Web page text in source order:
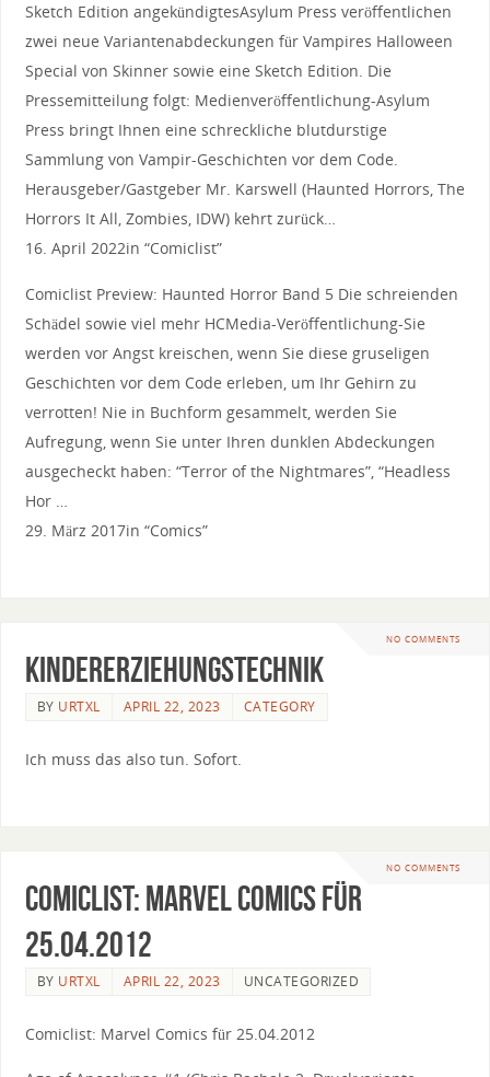
Sketch Edition angekündigtesAsylum Press veröffentlichen
zwei neue Variantenabdeckungen für Vampires Halloween
Special von Skinner sowie eine Sketch Edition. Die
Pressemitteilung folgt: Medienveröffentlichung-Asylum
Press bringt Ihnen eine schreckliche blutdurstige
Sammlung von Vampir-Geschichten vor dem Code.
Herausgeber/Gastgeber Mr. Karswell (Haunted Horrors, The
Horrors It All, Zombies, IDW) kehrt zurück…
16. April 2022in “Comiclist”
Comiclist Preview: Haunted Horror Band 5 Die schreienden
Schädel sowie viel mehr HCMedia-Veröffentlichung-Sie
werden vor Angst kreischen, wenn Sie diese gruseligen
Geschichten vor dem Code erleben, um Ihr Gehirn zu
verrotten! Nie in Buchform gesammelt, werden Sie
Aufregung, wenn Sie unter Ihren dunklen Abdeckungen
ausgecheckt haben: “Terror of the Nightmares”, “Headless
Hor …
29. März 2017in “Comics”
NO COMMENTS
Kindererziehungstechnik
BY URTXL APRIL 22, 2023 CATEGORY
Ich muss das also tun. Sofort.
NO COMMENTS
Comiclist: Marvel Comics für
25.04.2012
BY URTXL APRIL 22, 2023 UNCATEGORIZED
Comiclist: Marvel Comics für 25.04.2012